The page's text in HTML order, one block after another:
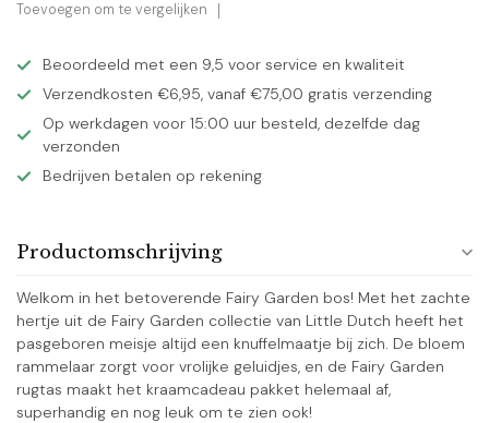
Toevoegen om te vergelijken
Beoordeeld met een 9,5 voor service en kwaliteit
Verzendkosten €6,95, vanaf €75,00 gratis verzending
Op werkdagen voor 15:00 uur besteld, dezelfde dag
verzonden
Bedrijven betalen op rekening
Productomschrijving
Welkom in het betoverende Fairy Garden bos! Met het zachte
hertje uit de Fairy Garden collectie van Little Dutch heeft het
pasgeboren meisje altijd een knuffelmaatje bij zich. De bloem
rammelaar zorgt voor vrolijke geluidjes, en de Fairy Garden
rugtas maakt het kraamcadeau pakket helemaal af,
superhandig en nog leuk om te zien ook!